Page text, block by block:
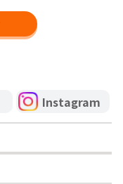
Instagram